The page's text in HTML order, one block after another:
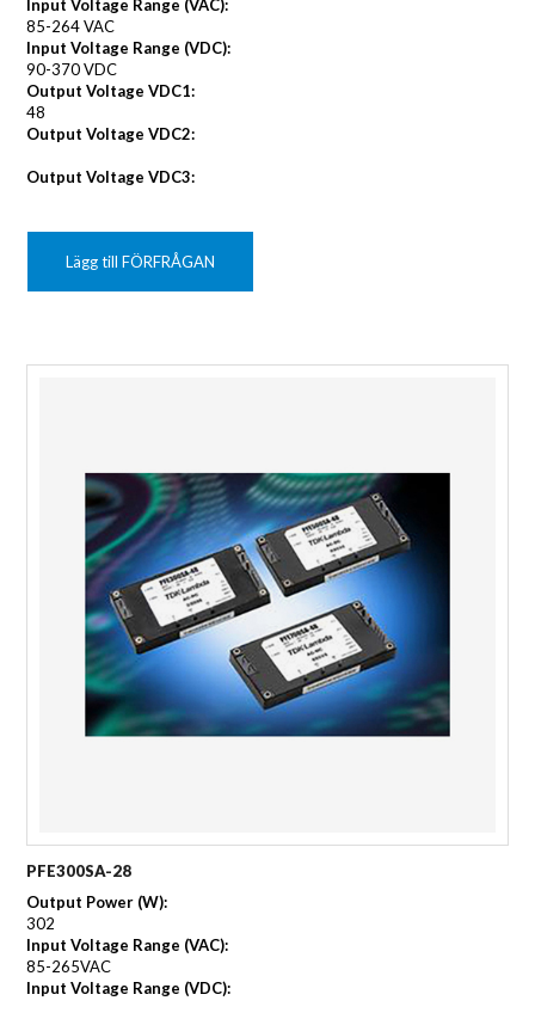
Input Voltage Range (VAC):
85-264 VAC
Input Voltage Range (VDC):
90-370 VDC
Output Voltage VDC1:
48
Output Voltage VDC2:
Output Voltage VDC3:
Lägg till FÖRFRÅGAN
PFE300SA-28
Output Power (W):
302
Input Voltage Range (VAC):
85-265VAC
Input Voltage Range (VDC):